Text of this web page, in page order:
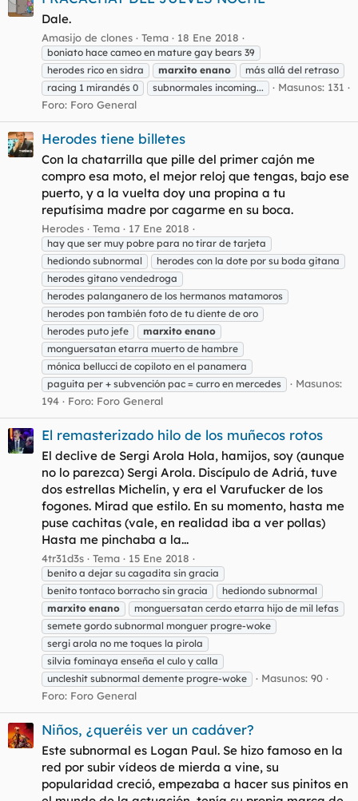
Dale.
Amasijo de clones Tema 18 Ene 2018
boniato hace cameo en mature gay bears 39
herodes rico en sidra
marxito enano
más allá del retraso
racing 1 mirandés 0
subnormales incoming...
Masunos: 131
Foro: Foro General
Herodes tiene billetes
Con la chatarrilla que pille del primer cajón me
compro esa moto, el mejor reloj que tengas, bajo ese
puerto, y a la vuelta doy una propina a tu
reputísima madre por cagarme en su boca.
Herodes Tema 17 Ene 2018
hay que ser muy pobre para no tirar de tarjeta
hediondo subnormal
herodes con la dote por su boda gitana
herodes gitano vendedroga
herodes palanganero de los hermanos matamoros
herodes pon también foto de tu diente de oro
herodes puto jefe
marxito enano
monguersatan etarra muerto de hambre
mónica bellucci de copiloto en el panamera
paguita per + subvención pac = curro en mercedes
Masunos:
194
Foro: Foro General
El remasterizado hilo de los muñecos rotos
El declive de Sergi Arola Hola, hamijos, soy (aunque
no lo parezca) Sergi Arola. Discípulo de Adriá, tuve
dos estrellas Michelín, y era el Varufucker de los
fogones. Mirad que estilo. En su momento, hasta me
puse cachitas (vale, en realidad iba a ver pollas)
Hasta me pinchaba a la...
4tr31d3s Tema 15 Ene 2018
benito a dejar su cagadita sin gracia
benito tontaco borracho sin gracia
hediondo subnormal
marxito enano
monguersatan cerdo etarra hijo de mil lefas
semete gordo subnormal monguer progre-woke
sergi arola no me toques la pirola
silvia fominaya enseña el culo y calla
uncleshit subnormal demente progre-woke
Masunos: 90
Foro: Foro General
Niños, ¿queréis ver un cadáver?
Este subnormal es Logan Paul. Se hizo famoso en la
red por subir vídeos de mierda a vine, su
popularidad creció, empezaba a hacer sus pinitos en